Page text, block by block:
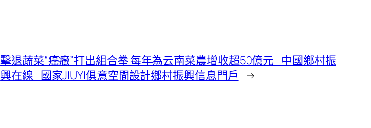
擊退蔬菜“癌癥”打出組合拳 每年為云南菜農增收超50億元_中國鄉村振
興在線_國家JIUYI俱意空間設計鄉村振興信息門戶
→